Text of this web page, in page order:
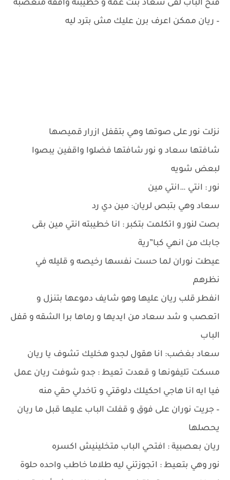
فتح الباب لقى سعاد بنت عمه و خطيبته واقفة متعصبه
– ريان ممكن اعرف برن عليك مش بترد ليه
نزلت نور على صوتها وهي بتقفل ازرار قميصها
شافتها سعاد و نور شافتها فضلوا واقفين يبصوا
لبعض شويه
نور : انتي …انتي مين
سعاد وهي بتبص لريان: مين دي رد
بصت لنور و اتكلمت بتكبر : انا خطيبته انتي مين بقى
جابك من انهي كبا”رية
عيطت نوران لما حست نفسها رخيصه و قليله في
نظرهم
انفطر قلب ريان عليها وهو شايف دموعها بتنزل و
اتعصب و شد سعاد من ايديها و رماها برا الشقه و قفل
الباب
سعاد بغضب: انا هقول لجدو هخليك تشوف يا ريان
مسكت تليفونها و قعدت تعيط : جدو شوفت ريان عمل
فيا ايه انا هاجي احكيلك دلوقتي و تاخدلي حقي منه
– جريت نوران على فوق و قفلت الباب عليها قبل ما ريان
يحصلها
ريان بعصبية : افتحي الباب متخلينيش اكسره
نور وهي بتعيط : اتجوزتني ليه طلاما خاطب واحده حلوة